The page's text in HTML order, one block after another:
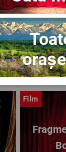
Opera
Film